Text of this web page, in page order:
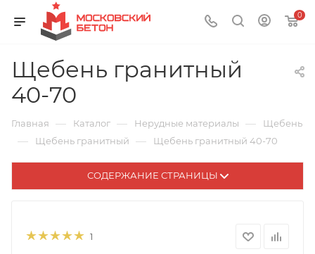
0
Щебень гранитный
40-70
Главная — Каталог — Нерудные материалы — Щебень
— Щебень гранитный — Щебень гранитный 40-70
СОДЕРЖАНИЕ СТРАНИЦЫ
1